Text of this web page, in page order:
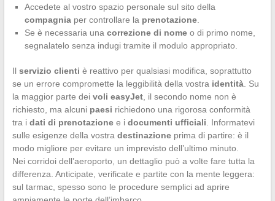
Accedete al vostro spazio personale sul sito della
compagniaper controllare la prenotazione.
Se è necessaria una correzione di nomeo di primo nome,
segnalatelo senza indugi tramite il modulo appropriato.
Il servizio clienti è reattivo per qualsiasi modifica, soprattutto
se un errore compromette la leggibilità della vostra identità. Su
la maggior parte dei voli easyJet, il secondo nome non è
richiesto, ma alcuni paesi richiedono una rigorosa conformità
tra i dati di prenotazionee i documenti ufficiali . Informatevi
sulle esigenze della vostra destinazioneprima di partire: è il
modo migliore per evitare un imprevisto dell’ultimo minuto.
Nei corridoi dell’aeroporto, un dettaglio può a volte fare tutta la
differenza. Anticipate, verificate e partite con la mente leggera:
sul tarmac, spesso sono le procedure semplici ad aprire